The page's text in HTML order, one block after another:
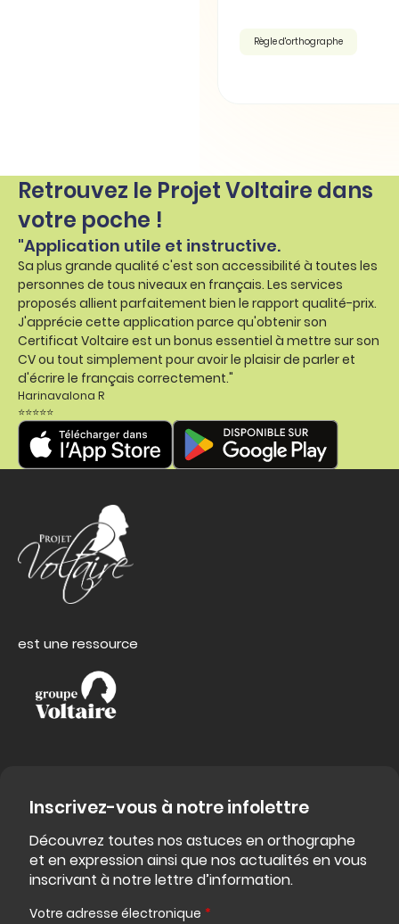
Règle d'orthographe
Retrouvez le Projet Voltaire dans
votre poche !
"Application utile et instructive.
Sa plus grande qualité c'est son accessibilité à toutes les
personnes de tous niveaux en français. Les services
proposés allient parfaitement bien le rapport qualité-prix.
J'apprécie cette application parce qu'obtenir son
Certificat Voltaire est un bonus essentiel à mettre sur son
CV ou tout simplement pour avoir le plaisir de parler et
d'écrire le français correctement."
Harinavalona R
⭐⭐⭐⭐⭐
est une ressource
Inscrivez-vous à notre infolettre
Découvrez toutes nos astuces en orthographe
et en expression ainsi que nos actualités en vous
inscrivant à notre lettre d’information.
Votre adresse électronique *